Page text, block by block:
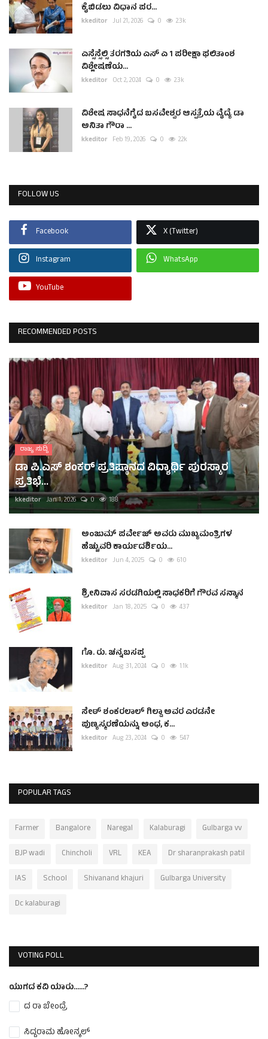
ಕೈಬಿಡಲು ವಿಧಾನ ಪರ...
kkeditor Jul 21, 2026 0 2.3k
ಎಸ್ಸೆಸ್ಸೆಲ್ಸಿ ತರಗತಿಯ ಎಸ್ ಎ 1 ಪರೀಕ್ಷಾ ಫಲಿತಾಂಶ
ವಿಶ್ಲೇಷಣೆಯ...
kkeditor Oct 2, 2024 0 2.3k
ವಿಶೇಷ ಸಾಧನೆಗೈದ ಬಸವೇಶ್ವರ ಆಸ್ಪತ್ರೆಯ ವೈದ್ಯೆ ಡಾ
ಅನಿತಾ ಗೌರಾ ...
kkeditor Feb 19, 2026 0 2.2k
FOLLOW US
Facebook X (Twitter)
Instagram WhatsApp
YouTube
RECOMMENDED POSTS
ರಾಜ್ಯ ಸುದ್ದಿ
ಡಾ ಪಿ.ಎಸ್ ಶಂಕರ್ ಪ್ರತಿಷ್ಠಾನದ ವಿದ್ಯಾರ್ಥಿ ಪುರಸ್ಕಾರ
ಪ್ರತಿಭೆ...
kkeditor Jan 1, 2026 0 188
ಅಂಜುಮ್ ಪರ್ವೇಜ್ ಅವರು ಮುಖ್ಯಮಂತ್ರಿಗಳ
ಹೆಚ್ಚುವರಿ ಕಾರ್ಯದರ್ಶಿಯ...
kkeditor Jun 4, 2025 0 610
ಶ್ರೀನಿವಾಸ ಸರಡಗಿಯಲ್ಲಿ ಸಾಧಕರಿಗೆ ಗೌರವ ಸನ್ಮಾನ
kkeditor Jan 18, 2025 0 437
ಗೊ. ರು. ಚನ್ನಬಸಪ್ಪ
kkeditor Aug 31, 2024 0 1.1k
ಸೇಠ್ ಶಂಕರಲಾಲ್ ಗಿಲ್ಡಾ ಅವರ ಎರಡನೇ
ಪುಣ್ಯಸ್ಮರಣೆಯನ್ನು ಅಂಧ, ಕ...
kkeditor Aug 23, 2024 0 547
POPULAR TAGS
Farmer Bangalore Naregal Kalaburagi
Gulbarga vv
BJP wadi
Chincholi VRL KEA
Dr sharanprakash patil
IAS
School Shivanand khajuri
Gulbarga University
Dc kalaburagi
VOTING POLL
ಯುಗದ ಕವಿ ಯಾರು......?
ದ ರಾ ಬೇಂದ್ರೆ
ಸಿದ್ದರಾಮ ಹೋನ್ಕಲ್